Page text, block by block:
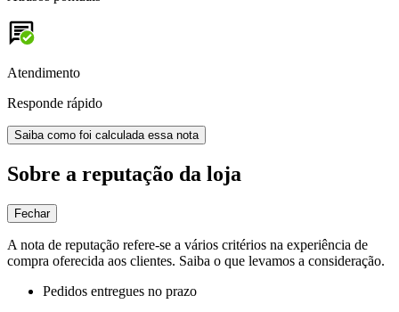
Atendimento
Responde rápido
Saiba como foi calculada essa nota
Sobre a reputação da loja
Fechar
A nota de reputação refere-se a vários critérios na experiência de
compra oferecida aos clientes. Saiba o que levamos a consideração.
Pedidos entregues no prazo